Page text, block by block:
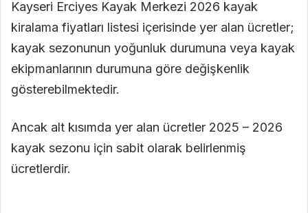
Kayseri Erciyes Kayak Merkezi 2026 kayak
kiralama fiyatları listesi içerisinde yer alan ücretler;
kayak sezonunun yoğunluk durumuna veya kayak
ekipmanlarının durumuna göre değişkenlik
gösterebilmektedir.
Ancak alt kısımda yer alan ücretler 2025 – 2026
kayak sezonu için sabit olarak belirlenmiş
ücretlerdir.